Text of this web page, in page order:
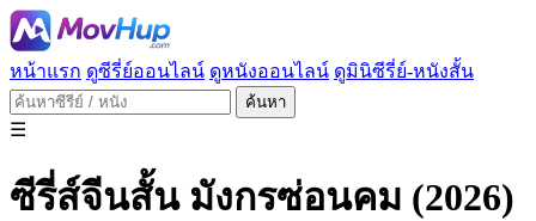
หน้าแรก ดูซีรี่ย์ออนไลน์ ดูหนังออนไลน์ ดูมินิซีรี่ย์-หนังสั้น
ค้นหา
☰
ซีรี่ส์จีนสั้น มังกรซ่อนคม (2026)